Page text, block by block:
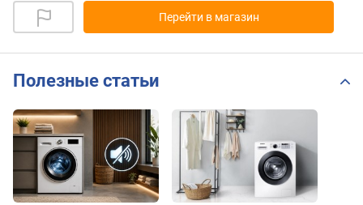
Перейти в магазин
Полезные статьи